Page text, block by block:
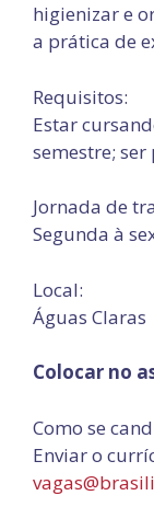
higienizar e
a prática de
Requisitos:
Estar
semestre;
Jornada de
Segunda à
Local:
Águas Claras
Colocar no
Como se
Enviar o